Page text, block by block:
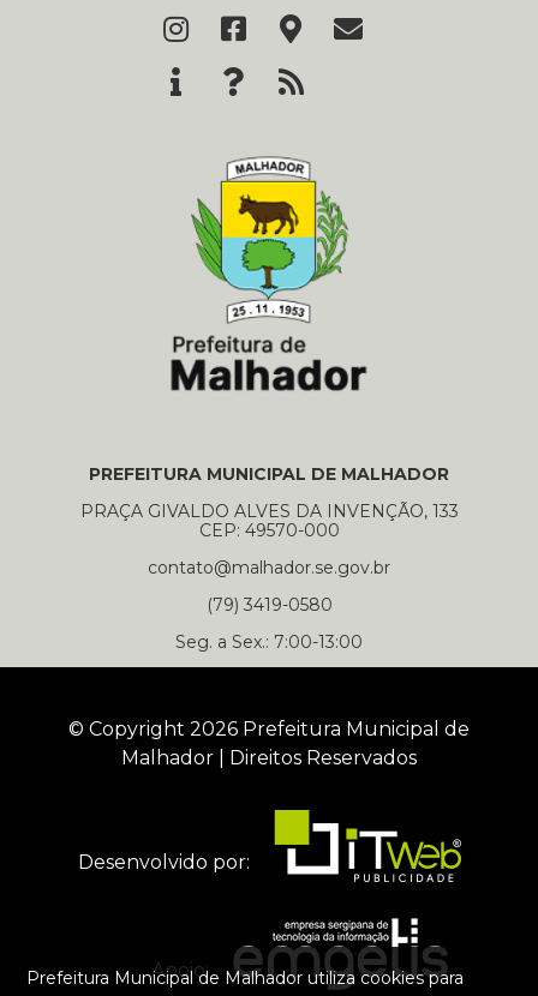
Prefeitura Municipal de Malhador utiliza cookies para
PREFEITURA MUNICIPAL DE MALHADOR
PRAÇA GIVALDO ALVES DA INVENÇÃO, 133
CEP: 49570-000
contato@malhador.se.gov.br
(79) 3419-0580
Seg. a Sex.: 7:00-13:00
© Copyright 2026 Prefeitura Municipal de
Malhador | Direitos Reservados
Desenvolvido por:
Apoio: